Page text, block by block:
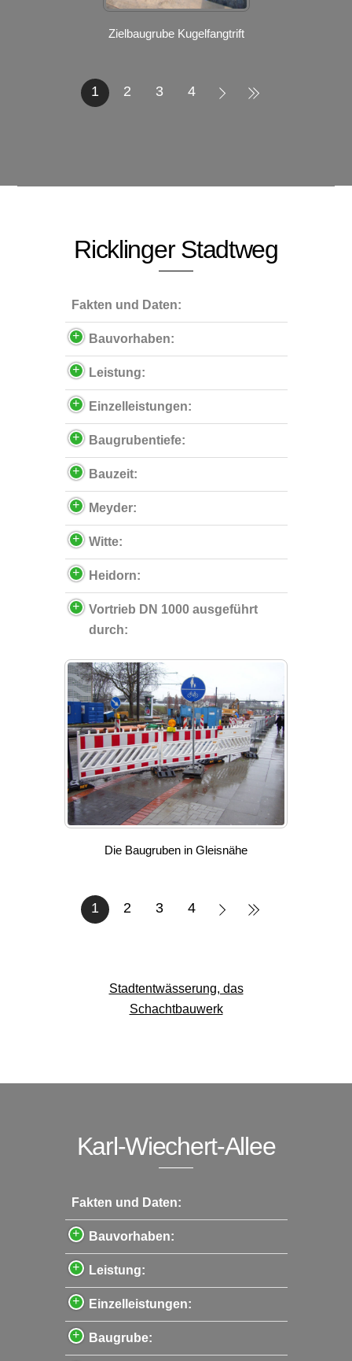
Zielbaugrube Kugelfangtrift
1 2 3 4
Ricklinger Stadtweg
Fakten und Daten:
Bauvorhaben:
Leistung:
Einzelleistungen:
Baugrubentiefe:
Bauzeit:
Meyder:
Witte:
Heidorn:
Vortrieb DN 1000 ausgeführt
durch:
Die Baugruben in Gleisnähe
1 2 3 4
Stadtentwässerung, das
Schachtbauwerk
Karl-Wiechert-Allee
Fakten und Daten:
Bauvorhaben:
Leistung:
Einzelleistungen:
Baugrube: